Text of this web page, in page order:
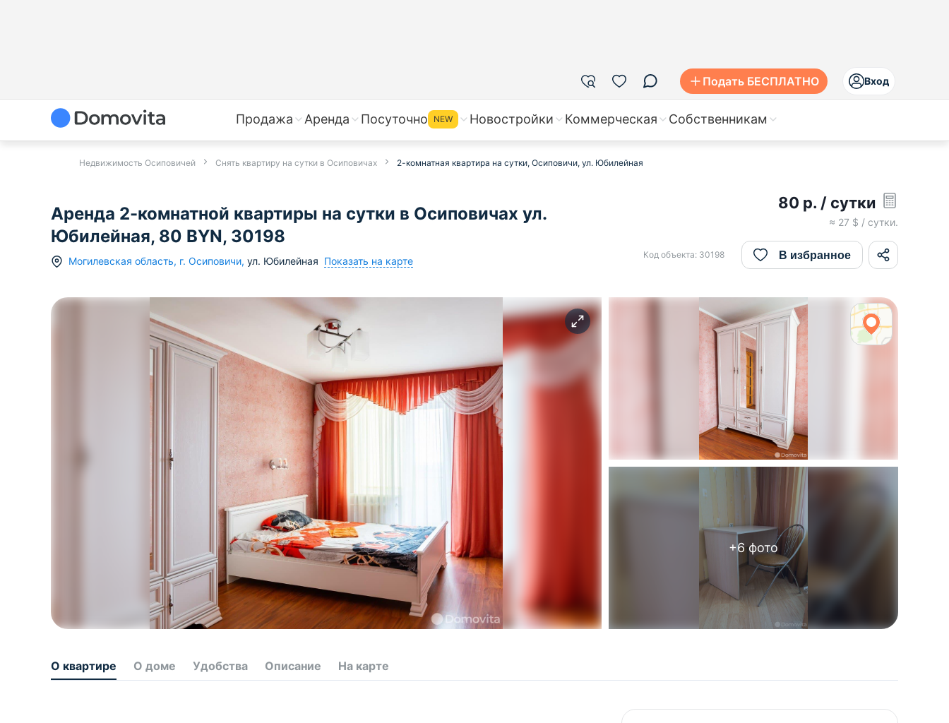
Подать БЕСПЛАТНО Вход
Продажа Аренда Посуточно NEW Новостройки Коммерческая Собственникам
Недвижимость Осиповичей Снять квартиру на сутки в Осиповичах 2-комнатная квартира на сутки, Осиповичи, ул. Юбилейная
Аренда 2-комнатной квартиры на сутки в Осиповичах ул.
Юбилейная, 80 BYN, 30198
Могилевская область, г. Осиповичи, ул. Юбилейная Показать на карте
80 р. / сутки
≈ 27 $ / сутки.
Код объекта: 30198 В избранное
+6фото
О квартире О доме Удобства Описание На карте